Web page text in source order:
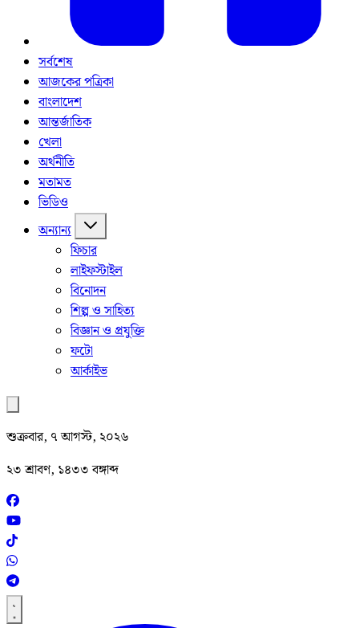
সর্বশেষ
আজকের পত্রিকা
বাংলাদেশ
আন্তর্জাতিক
খেলা
অর্থনীতি
মতামত
ভিডিও
অন্যান্য
ফিচার
লাইফস্টাইল
বিনোদন
শিল্প ও সাহিত্য
বিজ্ঞান ও প্রযুক্তি
ফটো
আর্কাইভ
শুক্রবার, ৭ আগস্ট, ২০২৬
২৩ শ্রাবণ, ১৪৩৩ বঙ্গাব্দ